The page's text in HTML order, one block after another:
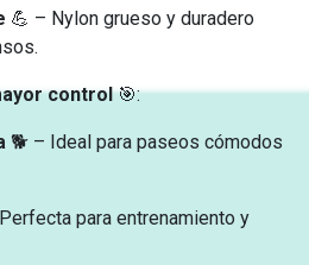
💪 – Nylon grueso y duradero
control🎯:
🐕 – Ideal para paseos cómodos
para entrenamiento y